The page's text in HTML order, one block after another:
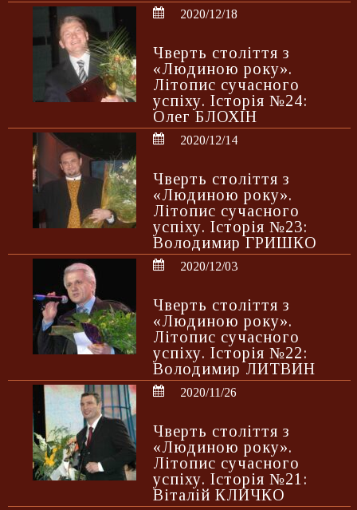
2020/12/18
Чверть століття з
«Людиною року».
Літопис сучасного
успіху. Історія №24:
Олег БЛОХІН
2020/12/14
Чверть століття з
«Людиною року».
Літопис сучасного
успіху. Історія №23:
Володимир ГРИШКО
2020/12/03
Чверть століття з
«Людиною року».
Літопис сучасного
успіху. Історія №22:
Володимир ЛИТВИН
2020/11/26
Чверть століття з
«Людиною року».
Літопис сучасного
успіху. Історія №21:
Віталій КЛИЧКО